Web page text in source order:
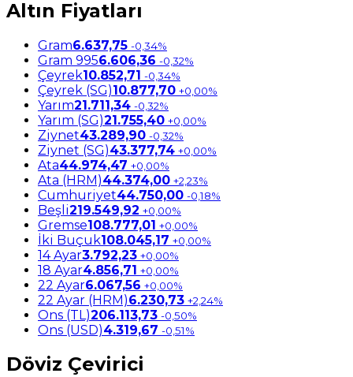
Altın Fiyatları
Gram6.637,75 -0,34%
Gram 9956.606,36 -0,32%
Çeyrek10.852,71 -0,34%
Çeyrek (SG)10.877,70 +0,00%
Yarım21.711,34 -0,32%
Yarım (SG)21.755,40 +0,00%
Ziynet43.289,90 -0,32%
Ziynet (SG)43.377,74 +0,00%
Ata44.974,47 +0,00%
Ata (HRM)44.374,00 +2,23%
Cumhuriyet44.750,00 -0,18%
Beşli219.549,92 +0,00%
Gremse108.777,01 +0,00%
İki Buçuk108.045,17 +0,00%
14 Ayar3.792,23 +0,00%
18 Ayar4.856,71 +0,00%
22 Ayar6.067,56 +0,00%
22 Ayar (HRM)6.230,73 +2,24%
Ons (TL)206.113,73 -0,50%
Ons (USD)4.319,67 -0,51%
Döviz Çevirici